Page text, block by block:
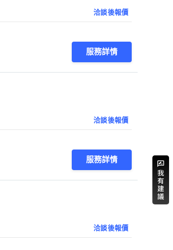
洽談後報價
服務詳情
洽談後報價
服務詳情
洽談後報價